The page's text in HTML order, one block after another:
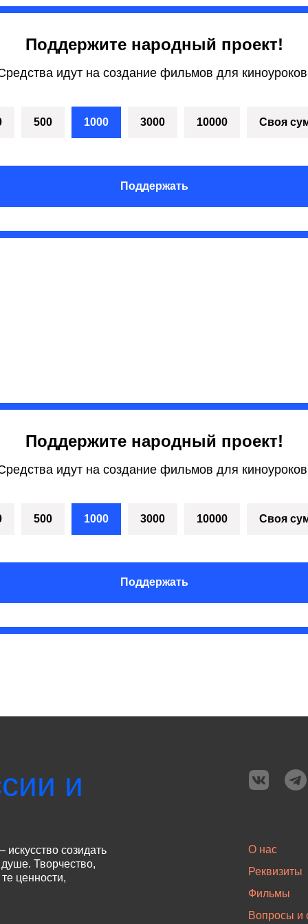
Поддержите народный проект!
идут на создание фильмов для
500 1000 3000 10000 Своя
Поддержать
Поддержите народный проект!
идут на создание фильмов для
500 1000 3000 10000 Своя
Поддержать
и
созидать
Творчество,
ценности,
О нас
Реквизиты
Фильмы
Вопросы и